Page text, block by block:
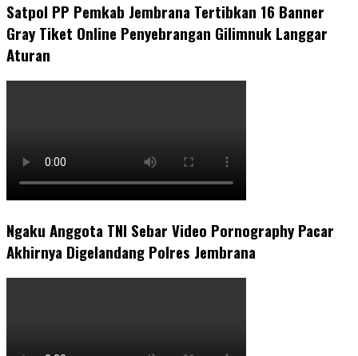
Satpol PP Pemkab Jembrana Tertibkan 16 Banner
Gray Tiket Online Penyebrangan Gilimnuk Langgar
Aturan
Ngaku Anggota TNI Sebar Video Pornography Pacar
Akhirnya Digelandang Polres Jembrana